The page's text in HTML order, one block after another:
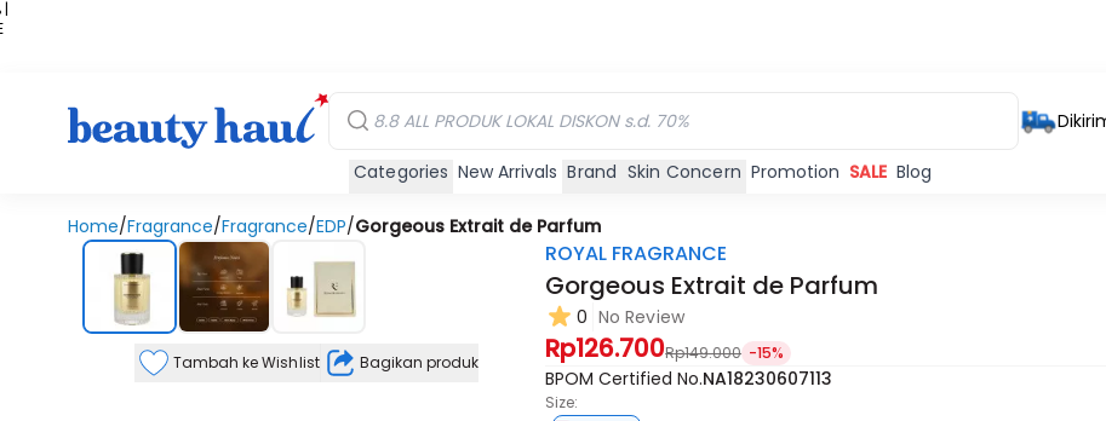
|
Categories New Arrivals Brand Skin Concern Promotion SALE Blog
Home/Fragrance/Fragrance/EDP/Gorgeous Extrait de Parfum
Tambah ke Wishlist Bagikan produk
ROYAL FRAGRANCE
Gorgeous Extrait de Parfum
0 No Review
Rp126.700Rp149.000 -15%
BPOM Certified No.NA18230607113
Size: